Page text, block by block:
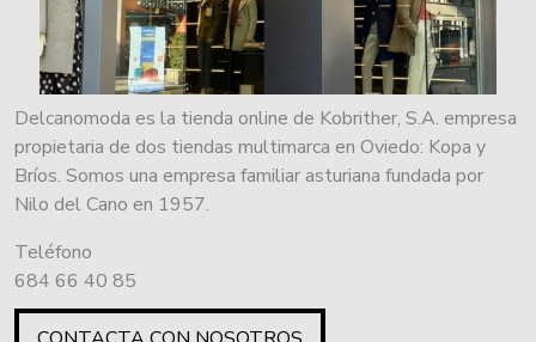
Delcanomoda es la tienda online de Kobrither, S.A. empresa
propietaria de dos tiendas multimarca en Oviedo: Kopa y
Bríos. Somos una empresa familiar asturiana fundada por
Nilo del Cano en 1957.
Teléfono
684 66 40 85